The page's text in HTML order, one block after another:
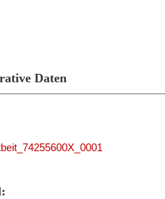
Daten